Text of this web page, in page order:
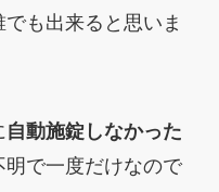
でも出来ると思いま
自動施錠しなかった
で一度だけなので